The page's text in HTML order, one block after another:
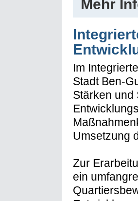
Mehr
Im
Stadt Ben-
Stärken und
Umsetzung
Zur
ein